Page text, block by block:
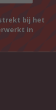
bij het
in